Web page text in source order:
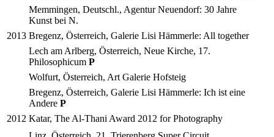
Memmingen, Deutschl., Agentur Neuendorf: 30 Jahre
Kunst bei N.
2013 Bregenz, Österreich, Galerie Lisi Hämmerle: All together
Lech am Arlberg, Österreich, Neue Kirche, 17.
Philosophicum P
Wolfurt, Österreich, Art Galerie Hofsteig
Bregenz, Österreich, Galerie Lisi Hämmerle: Ich ist eine
Andere P
2012 Katar, The Al-Thani Award 2012 for Photography